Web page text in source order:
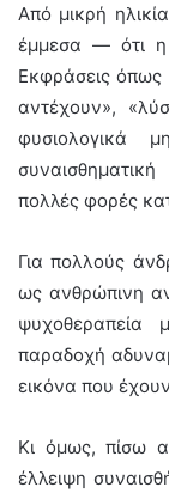
Από μικρή
έμμεσα — ότι η
Εκφράσεις όπως
αντέχουν»,
φυσιολογικά
πολλές φορές
Για πολλούς
ως ανθρώπινη
ψυχοθεραπεία
παραδοχή
εικόνα που
Κι όμως, πίσω
έλλειψη